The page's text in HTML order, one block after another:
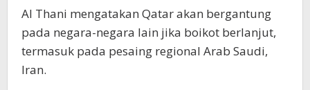
Al Thani mengatakan Qatar akan bergantung
pada negara-negara lain jika boikot berlanjut,
termasuk pada pesaing regional Arab Saudi,
Iran.